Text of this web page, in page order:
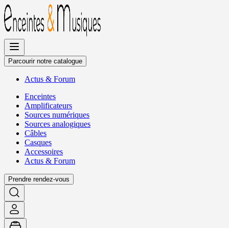
Allez
au
contenu
Parcourir notre catalogue
Actus & Forum
Enceintes
Amplificateurs
Sources numériques
Sources analogiques
Câbles
Casques
Accessoires
Actus & Forum
Prendre rendez-vous